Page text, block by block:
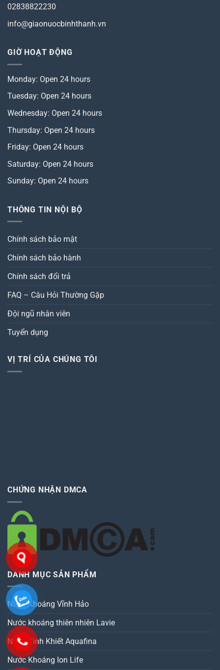
02838822230
info@giaonuocbinhthanh.vn
GIỜ HOẠT ĐỘNG
Monday: Open 24 hours
Tuesday: Open 24 hours
Wednesday: Open 24 hours
Thursday: Open 24 hours
Friday: Open 24 hours
Saturday: Open 24 hours
Sunday: Open 24 hours
THÔNG TIN NỘI BỘ
Chính sách bảo mật
Chính sách bảo hành
Chính sách đổi trả
FAQ – Câu Hỏi Thường Gặp
Đội ngũ nhân viên
Tuyển dụng
VỊ TRÍ CỦA CHÚNG TÔI
CHỨNG NHẬN DMCA
DANH MỤC SẢN PHẨM
Nước Khoáng Vĩnh Hảo
Nước khoáng thiên nhiên Lavie
Nước Tinh Khiết Aquafina
Nước Khoáng Ion Life